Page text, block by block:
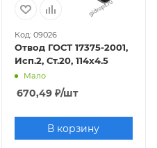
Код: 09026
Отвод ГОСТ 17375-2001,
Исп.2, Ст.20, 114х4.5
Мало
670,49₽/шт
В корзину